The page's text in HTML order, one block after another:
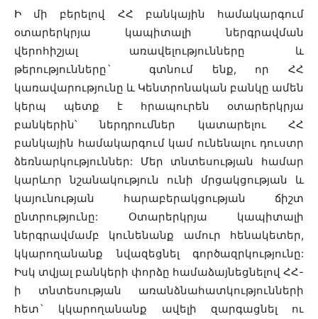
Ի մի բերելով ՀՀ բանկային համակարգում
օտարերկրյա կապիտալի ներգրավման
վերոհիշյալ առավելությունները և
թերությունները` գտնում ենք, որ ՀՀ
կառավարությունը և Կենտրոնական բանկը ամեն
կերպ պետք է հրապուրեն օտարերկրյա
բանկերին՝ ներդրումներ կատարելու ՀՀ
բանկային համակարգում կամ ունենալու դուստր
ձեռնարկություններ: Մեր տնտեսության համար
կարևոր նշանակություն ունի մրցակցության և
կայունության հարաբերակցության ճիշտ
ընտրությունը: Օտարերկրյա կապիտալի
ներգրավմամբ կունենանք ամուր հենակետեր,
կկարողանանք նվազեցնել գործազրկությունը:
Իսկ տվյալ բանկերի փորձը համաձայնեցնելով ՀՀ-
ի տնտեսության առանձնահատկությունների
հետ` կկարողանանք ավելի զարգացնել ու